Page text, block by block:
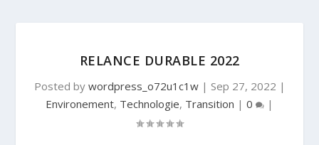
RELANCE DURABLE 2022
Posted by wordpress_o72u1c1w| Sep 27, 2022 |
Environement, Technologie, Transition | 0 |